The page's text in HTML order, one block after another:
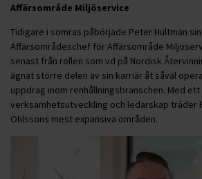
Affärsområde Miljöservice
Tidigare i somras påbörjade Peter Hultman
Affärsområdeschef för Affärsområde
senast från rollen som vd på Nordisk
ägnat större delen av sin karriär åt såväl
uppdrag inom renhållningsbranschen. Med
verksamhetsutveckling och ledarskap träder
Ohlssons mest expansiva områden.